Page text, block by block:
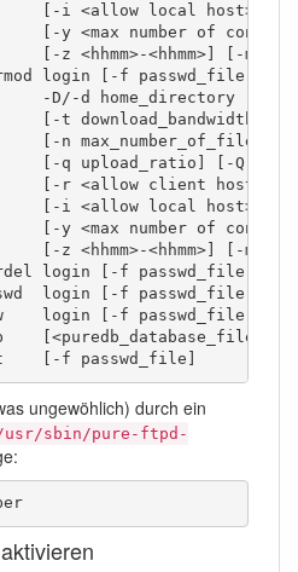
[-i <allow local host>/
[-y <max number of
[-z <hhmm>-<hhmm>] [-m]
login [-f passwd_file] [-
-D/-d home_directory -[c
[-t download_bandwidth]
[-n max_number_of_files]
[-q upload_ratio] [-Q
[-r <allow client host>/
[-i <allow local host>/
[-y <max number of
[-z <hhmm>-<hhmm>] [-m]
login [-f passwd_file] [-
login [-f passwd_file] [-
login [-f passwd_file] [-
[<puredb_database_file>
[-f passwd_file]
ungewöhlich) durch ein
usr/sbin/pure-ftpd-